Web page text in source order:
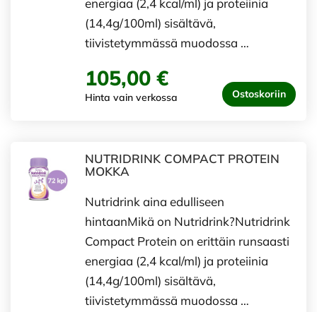
energiaa (2,4 kcal/ml) ja proteiinia
(14,4g/100ml) sisältävä,
tiivistetymmässä muodossa …
105,00 €
Hinta vain verkossa Ostoskoriin
NUTRIDRINK COMPACT PROTEIN
MOKKA
Nutridrink aina edulliseen
hintaanMikä on Nutridrink?Nutridrink
Compact Protein on erittäin runsaasti
energiaa (2,4 kcal/ml) ja proteiinia
(14,4g/100ml) sisältävä,
tiivistetymmässä muodossa …